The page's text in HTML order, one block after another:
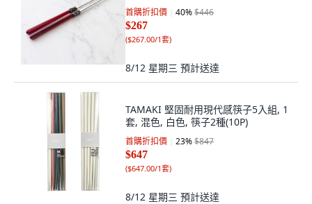
首購折扣價 40%$446
$267
($267.00/1套)
8/12 星期三 預計送達
TAMAKI 堅固耐用現代感筷子5入組, 1
套, 混色, 白色, 筷子2種(10P)
首購折扣價 23%$847
$647
($647.00/1套)
8/12 星期三 預計送達